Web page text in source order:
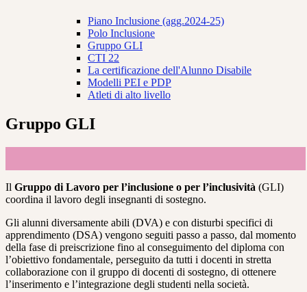
Piano Inclusione (agg.2024-25)
Polo Inclusione
Gruppo GLI
CTI 22
La certificazione dell'Alunno Disabile
Modelli PEI e PDP
Atleti di alto livello
Gruppo GLI
Il Gruppo di Lavoro per l’inclusione o per l’inclusività (GLI)
coordina il lavoro degli insegnanti di sostegno.
Gli alunni diversamente abili (DVA) e con disturbi specifici di
apprendimento (DSA) vengono seguiti passo a passo, dal momento
della fase di preiscrizione fino al conseguimento del diploma con
l’obiettivo fondamentale, perseguito da tutti i docenti in stretta
collaborazione con il gruppo di docenti di sostegno, di ottenere
l’inserimento e l’integrazione degli studenti nella società.